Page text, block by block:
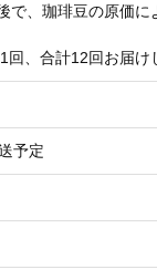
で、珈琲豆の原価に
、合計12回お届け
予定